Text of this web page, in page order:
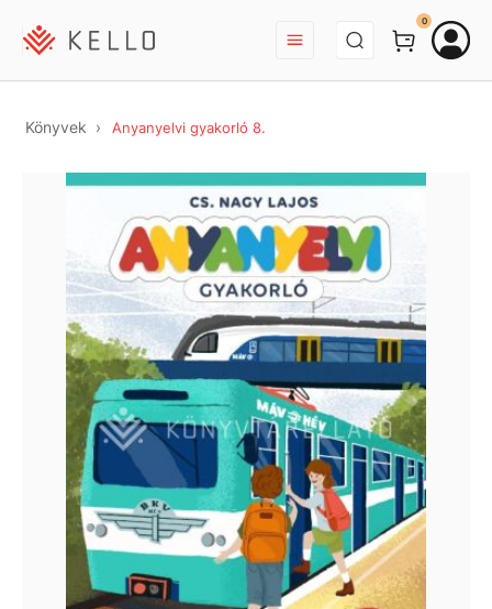
BEJELENTKEZÉS
0
Könyvek Anyanyelvi gyakorló 8.